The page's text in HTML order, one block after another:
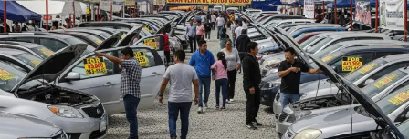
literatura diferente al ensayo académico
que lo caracterizó hasta ahora. A los 77,
es otro ejemplo de reinvención senior